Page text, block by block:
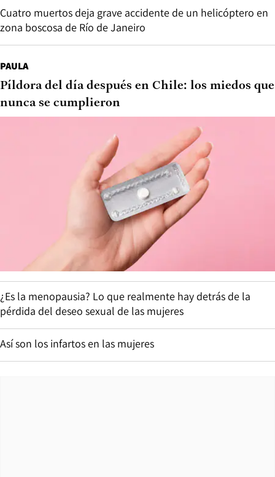
Cuatro muertos deja grave accidente de un helicóptero en
zona boscosa de Río de Janeiro
PAULA
Píldora del día después en Chile: los miedos que
nunca se cumplieron
¿Es la menopausia? Lo que realmente hay detrás de la
pérdida del deseo sexual de las mujeres
Así son los infartos en las mujeres